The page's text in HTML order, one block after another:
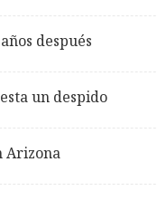
después
un despido
Arizona